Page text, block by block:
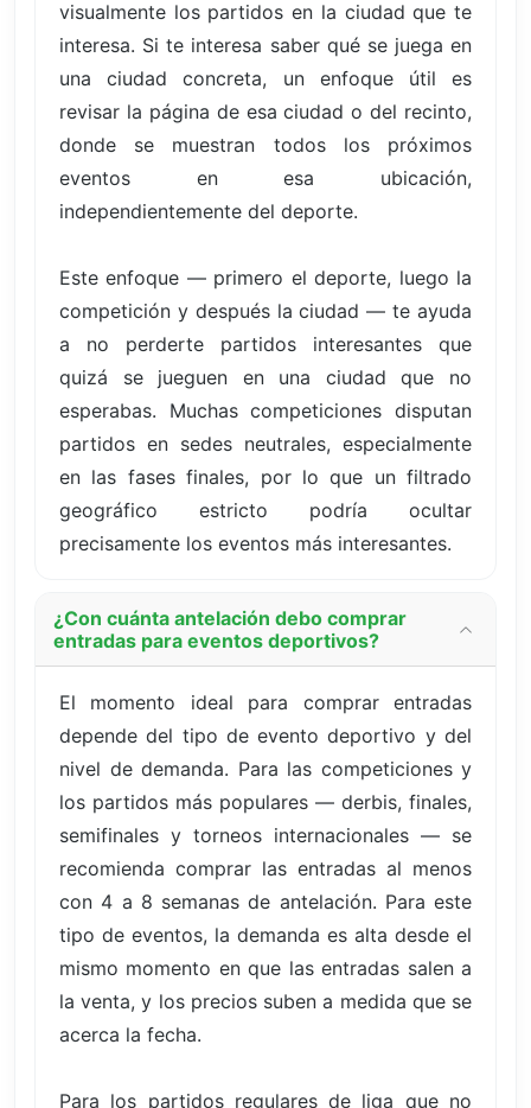
visualmente los partidos en la ciudad que te
interesa. Si te interesa saber qué se juega en
una ciudad concreta, un enfoque útil es
revisar la página de esa ciudad o del recinto,
donde se muestran todos los próximos
eventos en esa ubicación,
independientemente del deporte.
Este enfoque — primero el deporte, luego la
competición y después la ciudad — te ayuda
a no perderte partidos interesantes que
quizá se jueguen en una ciudad que no
esperabas. Muchas competiciones disputan
partidos en sedes neutrales, especialmente
en las fases finales, por lo que un filtrado
geográfico estricto podría ocultar
precisamente los eventos más interesantes.
¿Con cuánta antelación debo comprar
entradas para eventos deportivos?
El momento ideal para comprar entradas
depende del tipo de evento deportivo y del
nivel de demanda. Para las competiciones y
los partidos más populares — derbis, finales,
semifinales y torneos internacionales — se
recomienda comprar las entradas al menos
con 4 a 8 semanas de antelación. Para este
tipo de eventos, la demanda es alta desde el
mismo momento en que las entradas salen a
la venta, y los precios suben a medida que se
acerca la fecha.
Para los partidos regulares de liga que no